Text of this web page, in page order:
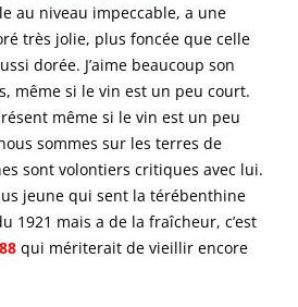
au niveau impeccable, a une
très jolie, plus foncée que celle
dorée. J’aime beaucoup son
même si le vin est un peu court.
même si le vin est un peu
sommes sur les terres de
sont volontiers critiques avec lui.
jeune qui sent la térébenthine
1921 mais a de la fraîcheur, c’est
qui mériterait de vieillir encore